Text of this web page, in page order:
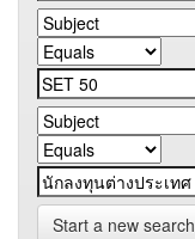
Start a new search